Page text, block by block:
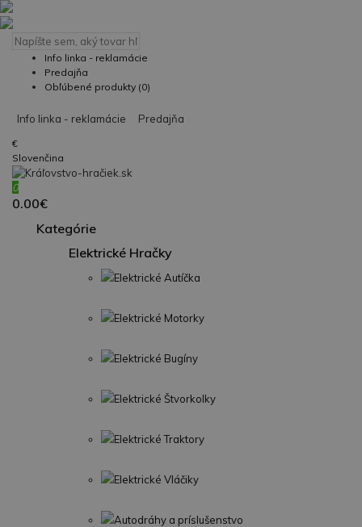
Info linka - reklamácie
Predajňa
Obľúbené produkty (0)
Info linka - reklamácie Predajňa
€
Slovenčina
0
0.00€
Kategórie
Elektrické Hračky
Elektrické Autíčka
Elektrické Motorky
Elektrické Bugíny
Elektrické Štvorkolky
Elektrické Traktory
Elektrické Vláčiky
Autodráhy a príslušenstvo